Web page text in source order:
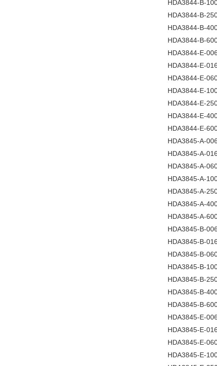
HDA3844-B-
HDA3844-B-
HDA3844-B-
HDA3844-B-
HDA3844-E-
HDA3844-E-
HDA3844-E-
HDA3844-E-
HDA3844-E-
HDA3844-E-
HDA3844-E-
HDA3845-A-
HDA3845-A-
HDA3845-A-
HDA3845-A-
HDA3845-A-
HDA3845-A-
HDA3845-A-
HDA3845-B-
HDA3845-B-
HDA3845-B-
HDA3845-B-
HDA3845-B-
HDA3845-B-
HDA3845-B-
HDA3845-E-
HDA3845-E-
HDA3845-E-
HDA3845-E-